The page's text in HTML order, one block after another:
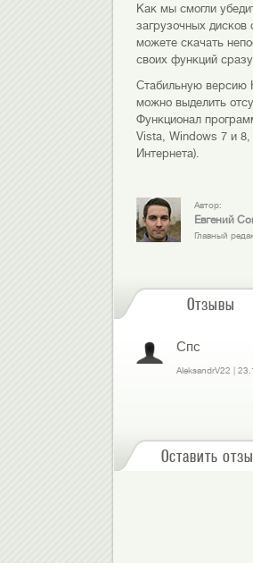
Как мы смогли
загрузочных
можете скачать
своих функций
Стабильную версию
можно выделить
Функционал
Vista, Windows 7 и 8,
Интернета).
Автор:
Евгений
Главный
Отзывы
Спс
AleksandrV22
Оставить